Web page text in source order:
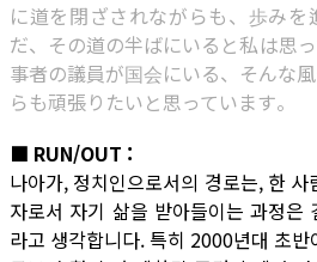
に道を閉ざされながらも、歩み
だ、その道の半ばにいると私は思
事者の議員が国会にいる、そんな
らも頑張りたいと思っています。
■ RUN/OUT :
나아가, 정치인으로서의 경로는, 한
자로서 자기 삶을 받아들이는 과정은
라고 생각합니다. 특히 2000년대 초